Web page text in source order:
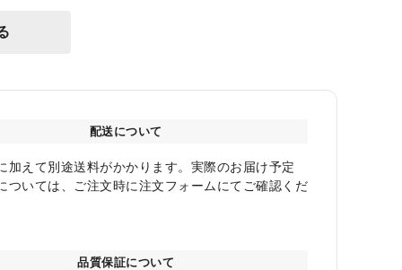
配送について
加えて別途送料がかかります。実際のお届け予定
ついては、ご注文時に注文フォームにてご確認くだ
品質保証について